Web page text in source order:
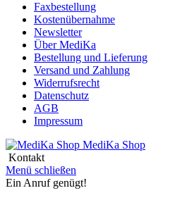
Faxbestellung
Kostenübernahme
Newsletter
Über MediKa
Bestellung und Lieferung
Versand und Zahlung
Widerrufsrecht
Datenschutz
AGB
Impressum
MediKa Shop
Kontakt
Menü schließen
Ein Anruf genügt!